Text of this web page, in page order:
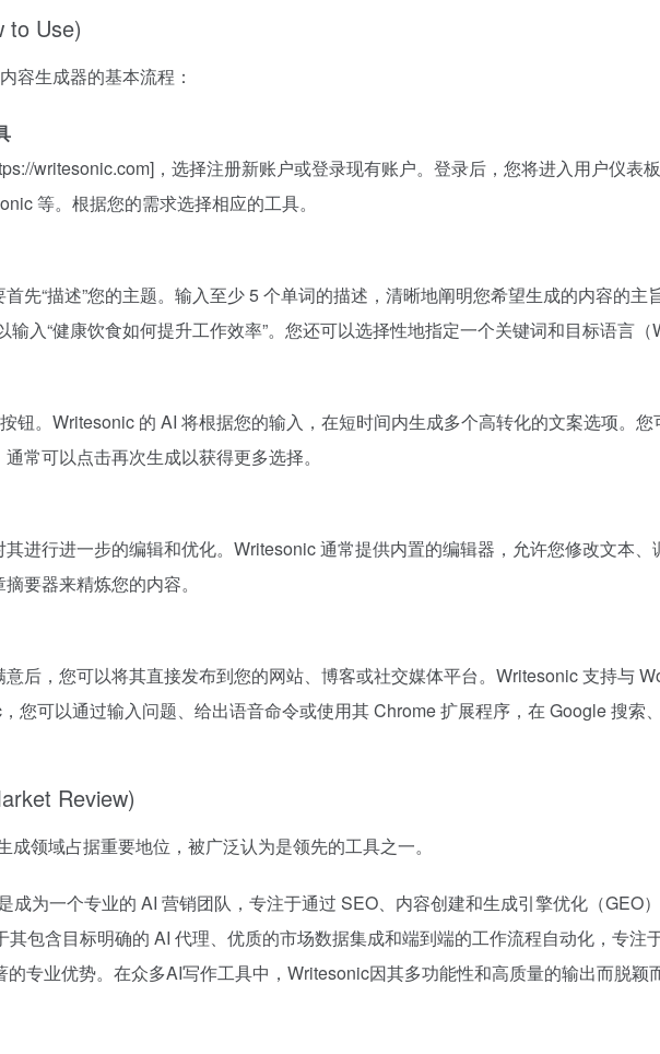
to Use)
容生成器的基本流程：
writesonic.com]，选择注册新账户或登录现有账户。登录后，您将进入用户仪表
等。根据您的需求选择相应的工具。
先“描述”您的主题。输入至少 5 个单词的描述，清晰地阐明您希望生成的内容的
输入“健康饮食如何提升工作效率”。您还可以选择性地指定一个关键词和目标语言
钮。Writesonic 的 AI 将根据您的输入，在短时间内生成多个高转化的文案选项。
常可以点击再次生成以获得更多选择。
进行进一步的编辑和优化。Writesonic 通常提供内置的编辑器，允许您修改文本
要器来精炼您的内容。
后，您可以将其直接发布到您的网站、博客或社交媒体平台。Writesonic 支持与
您可以通过输入问题、给出语音命令或使用其 Chrome 扩展程序，在 Google 搜索
Review)
领域占据重要地位，被广泛认为是领先的工具之一。
成为一个专业的 AI 营销团队，专注于通过 SEO、内容创建和生成引擎优化（GEO
包含目标明确的 AI 代理、优质的市场数据集成和端到端的工作流程自动化，专
专业优势。在众多AI写作工具中，Writesonic因其多功能性和高质量的输出而脱颖